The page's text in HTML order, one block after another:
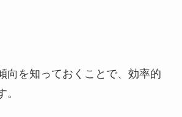
向を知っておくことで、効率的